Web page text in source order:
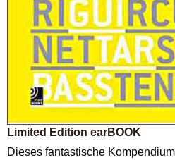
Limited Edition earBOOK
Dieses fantastische